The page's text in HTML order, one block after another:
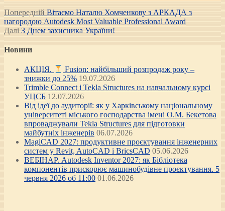
Post
navigation
Попередній Попередній
запис:
Вітаємо Наталю Хомченкову з АРКАДА з
нагородою Autodesk Most Valuable Professional Award
Далі Наступний
З Днем захисника України!
Новини
АКЦІЯ.
Fusion: найбільший розпродаж року –
знижки до 25% 19.07.2026
Trimble Connect і Tekla Structures на навчальному курсі
УЦСБ 12.07.2026
Від ідеї до аудиторії: як у Харківському національному
університеті міського господарства імені О.М. Бекетова
впроваджували Tekla Structures для підготовки
майбутніх інженерів 06.07.2026
MagiCAD 2027: продуктивне проєктування інженерних
систем у Revit, AutoCAD і BricsCAD 05.06.2026
ВЕБІНАР. Autodesk Inventor 2027: як Бібліотека
компонентів прискорює машинобудівне проєктування. 5
червня 2026 об 11:00 01.06.2026